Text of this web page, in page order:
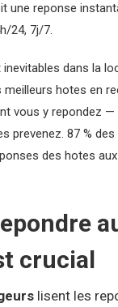
une reponse
24, 7j/7.
dans la
hotes en
vous y repondez —
prevenez. 87 % des
des hotes
crucial
lisent les